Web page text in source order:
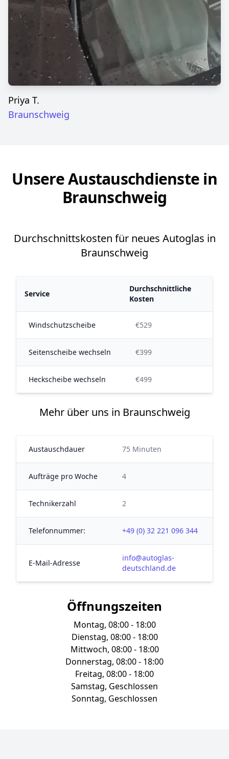
Priya T.
Braunschweig
Unsere Austauschdienste in
Braunschweig
Durchschnittskosten für neues Autoglas in
Braunschweig
Service
Durchschnittliche
Kosten
Windschutzscheibe €529
Seitenscheibe wechseln €399
Heckscheibe wechseln €499
Mehr über uns in Braunschweig
Austauschdauer 75 Minuten
Aufträge pro Woche 4
Technikerzahl 2
Telefonnummer: +49 (0) 32 221 096 344
E-Mail-Adresse
info@autoglas-
deutschland.de
Öffnungszeiten
Montag, 08:00 - 18:00
Dienstag, 08:00 - 18:00
Mittwoch, 08:00 - 18:00
Donnerstag, 08:00 - 18:00
Freitag, 08:00 - 18:00
Samstag, Geschlossen
Sonntag, Geschlossen